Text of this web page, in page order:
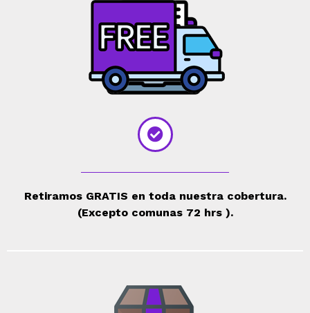
Retiramos GRATIS en toda nuestra cobertura.
(Excepto comunas 72 hrs ).